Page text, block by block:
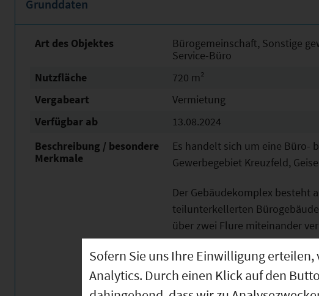
Grunddaten
Art des Objektes
Bürogemeinschaft, Sonstige
Service-Büro
Nutzfläche
720 m²
Vergabeart
Vermietung
Verfügbar ab
13.08.2024
Beschreibung / besondere
Merkmale
Es handelt sich um eine Büro-
Gewerbegebiet Kreuzfeld,
Der Gebäudekomplex besteht
teilunterkellerten
über zwei Flure miteinander
Die Gesamtfläche beträgt 776
Sofern Sie uns Ihre Einwilligung
Analytics. Durch einen Klick auf den